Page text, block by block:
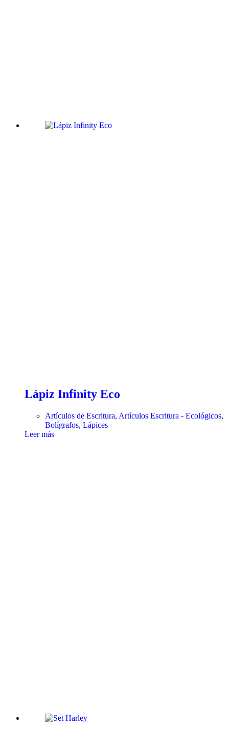
Lápiz Infinity Eco
Artículos de Escritura, Artículos Escritura - Ecológicos,
Bolígrafos, Lápices
Leer más